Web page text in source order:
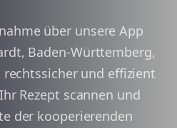
über unsere App
Baden-Württemberg,
und effizient
Rezept scannen und
der kooperierenden